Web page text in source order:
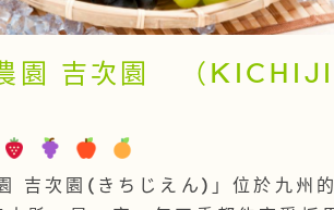
園 吉次園 （KICHIJI
吉次園(きちじえん)」位於九州的